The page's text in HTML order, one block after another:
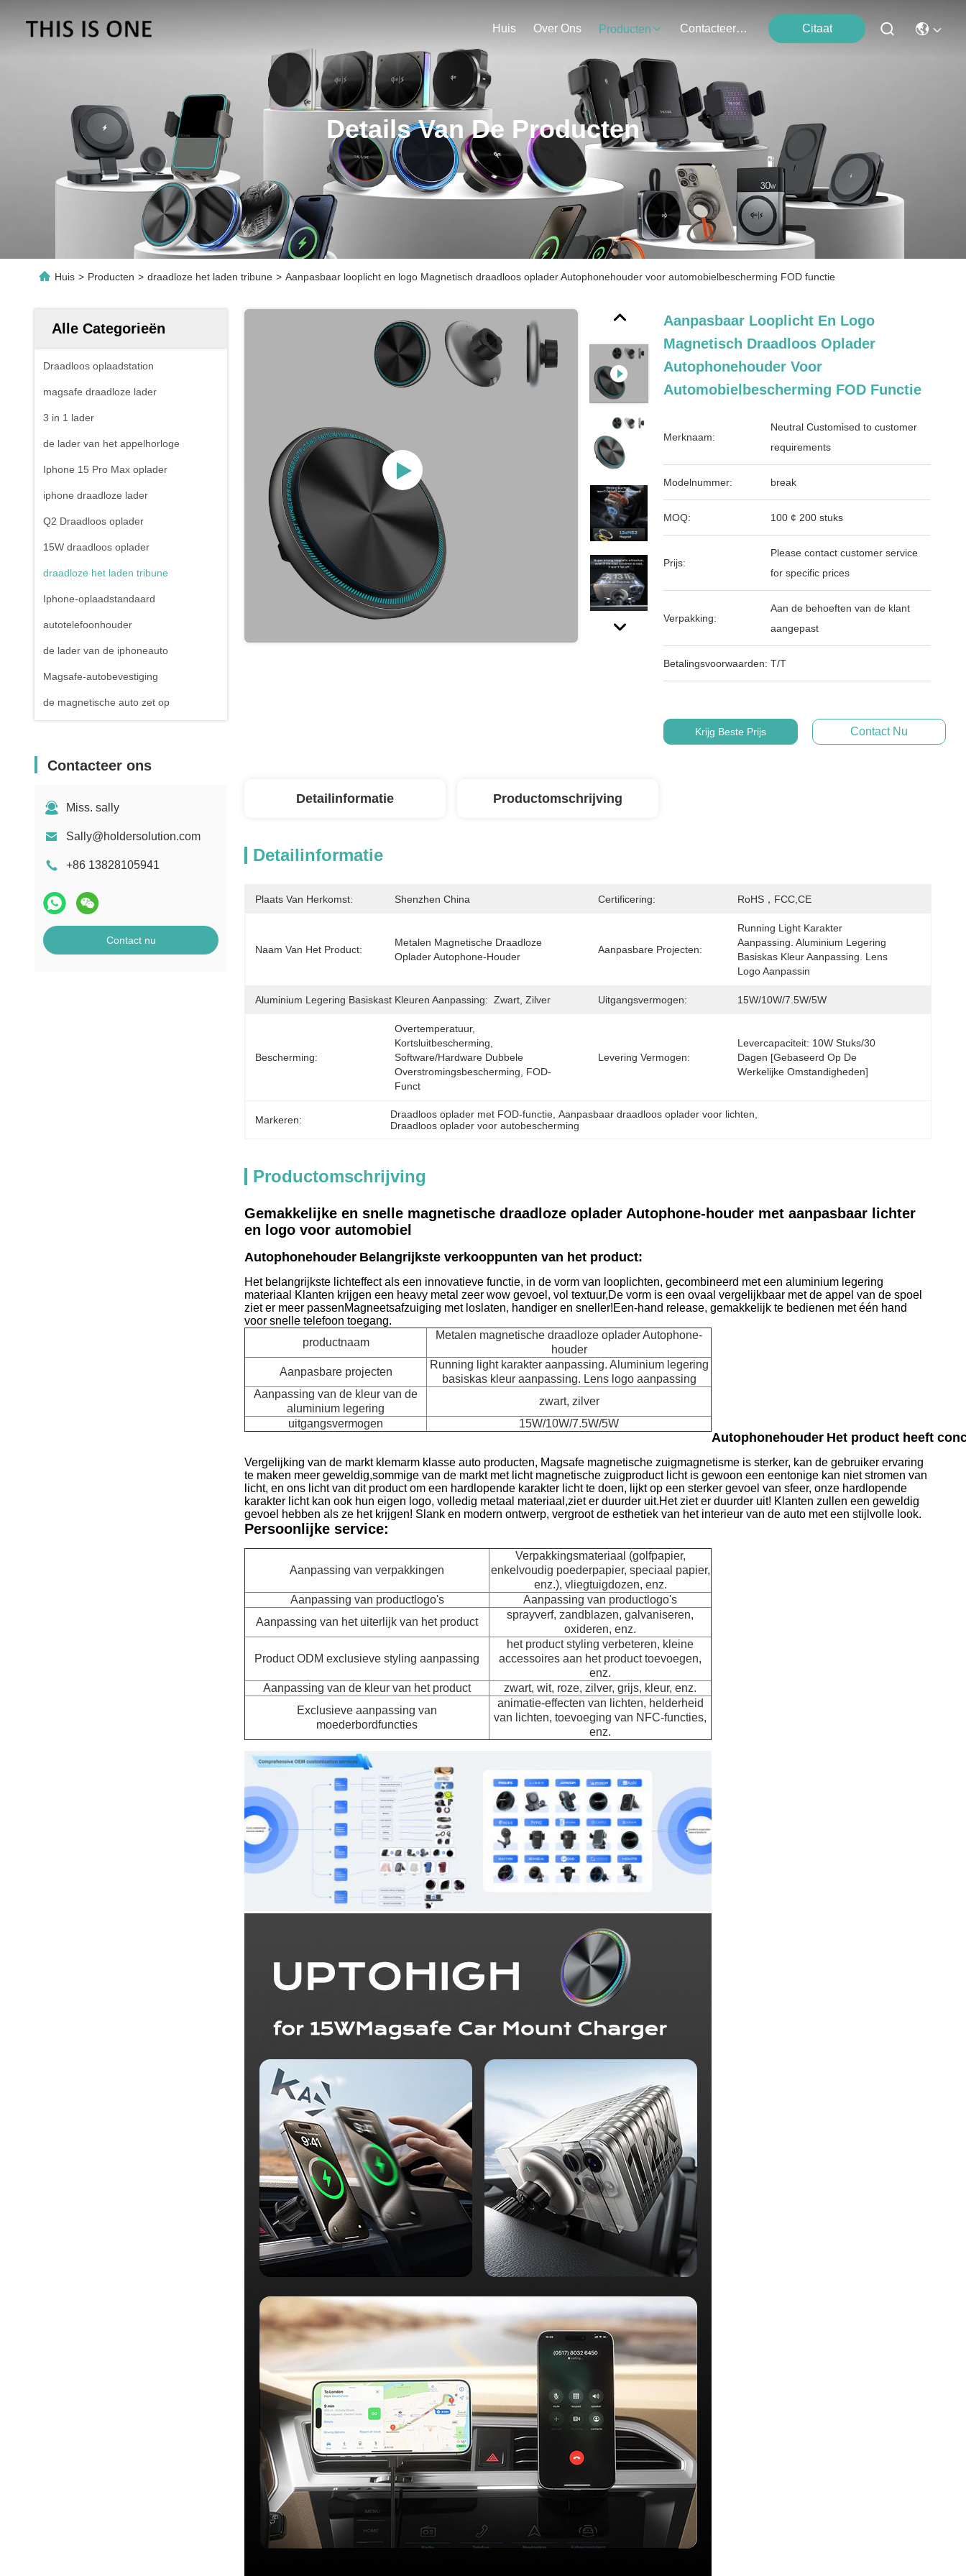
Huis Over Ons Producten Contacteer Ons Citaat
Details Van De Producten
Huis > Producten > draadloze het laden tribune > Aanpasbaar looplicht en logo Magnetisch draadloos oplader Autophonehouder voor automobielbescherming FOD functie
Alle Categorieën
Draadloos oplaadstation
magsafe draadloze lader
3 in 1 lader
de lader van het appelhorloge
Iphone 15 Pro Max oplader
iphone draadloze lader
Q2 Draadloos oplader
15W draadloos oplader
draadloze het laden tribune
Iphone-oplaadstandaard
autotelefoonhouder
de lader van de iphoneauto
Magsafe-autobevestiging
de magnetische auto zet op
Contacteer ons
Miss. sally
Sally@holdersolution.com
+86 13828105941
Contact nu
Aanpasbaar Looplicht En Logo
Magnetisch Draadloos Oplader
Autophonehouder Voor
Automobielbescherming FOD Functie
Merknaam:
Neutral Customised to customer
requirements
Modelnummer: break
MOQ: 100 ¢ 200 stuks
Prijs:
Please contact customer service
for specific prices
Verpakking:
Aan de behoeften van de klant
aangepast
Betalingsvoorwaarden: T/T
Krijg Beste Prijs Contact Nu
Detailinformatie Productomschrijving
Detailinformatie
Plaats Van Herkomst: Shenzhen China Certificering: RoHS，FCC,CE
Naam Van Het Product:
Metalen Magnetische Draadloze
Oplader Autophone-Houder
Aanpasbare Projecten:
Running Light Karakter
Aanpassing. Aluminium Legering
Basiskas Kleur Aanpassing. Lens
Logo Aanpassin
Aluminium Legering Basiskast Kleuren Aanpassing: Zwart, Zilver Uitgangsvermogen: 15W/10W/7.5W/5W
Bescherming:
Overtemperatuur,
Kortsluitbescherming,
Software/hardware Dubbele
Overstromingsbescherming, FOD-
Funct
Levering Vermogen:
Levercapaciteit: 10W Stuks/30
Dagen [gebaseerd Op De
Werkelijke Omstandigheden]
Markeren: Draadloos oplader met FOD-functie , Aanpasbaar draadloos oplader voor lichten
Draadloos oplader voor autobescherming
Productomschrijving
Gemakkelijke en snelle magnetische draadloze oplader Autophone-houder met aanpasbaar lichter
en logo voor automobiel
Autophonehouder Belangrijkste verkooppunten van het product:
Het belangrijkste lichteffect als een innovatieve functie, in de vorm van looplichten, gecombineerd met een aluminium legering
materiaal Klanten krijgen een heavy metal zeer wow gevoel, vol textuur,De vorm is een ovaal vergelijkbaar met de appel van de spoel
ziet er meer passenMagneetsafzuiging met loslaten, handiger en sneller!Een-hand release, gemakkelijk te bedienen met één hand
voor snelle telefoon toegang.
productnaam
Metalen magnetische draadloze oplader Autophone-
houder
Aanpasbare projecten
Running light karakter aanpassing. Aluminium legering
basiskas kleur aanpassing. Lens logo aanpassing
Aanpassing van de kleur van de
aluminium legering
zwart, zilver
uitgangsvermogen
15W/10W/7.5W/5W
Autophonehouder Het product heeft
Vergelijking van de markt klemarm klasse auto producten, Magsafe magnetische zuigmagnetisme is sterker, kan de gebruiker ervaring
te maken meer geweldig,sommige van de markt met licht magnetische zuigproduct licht is gewoon een eentonige kan niet stromen van
licht, en ons licht van dit product om een hardlopende karakter licht te doen, lijkt op een sterker gevoel van sfeer, onze hardlopende
karakter licht kan ook hun eigen logo, volledig metaal materiaal,ziet er duurder uit.Het ziet er duurder uit! Klanten zullen een geweldig
gevoel hebben als ze het krijgen! Slank en modern ontwerp, vergroot de esthetiek van het interieur van de auto met een stijlvolle look.
Persoonlijke service:
Aanpassing van verpakkingen
Verpakkingsmateriaal (golfpapier,
enkelvoudig poederpapier, speciaal papier,
enz.), vliegtuigdozen, enz.
Aanpassing van productlogo's
Aanpassing van productlogo's
Aanpassing van het uiterlijk van het product
sprayverf, zandblazen, galvaniseren,
oxideren, enz.
Product ODM exclusieve styling aanpassing
het product styling verbeteren, kleine
accessoires aan het product toevoegen,
enz.
Aanpassing van de kleur van het product
zwart, wit, roze, zilver, grijs, kleur, enz.
Exclusieve aanpassing van
moederbordfuncties
animatie-effecten van lichten, helderheid
van lichten, toevoeging van NFC-functies,
enz.